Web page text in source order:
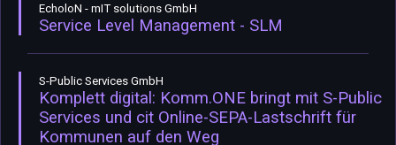
EcholoN - mIT solutions GmbH
Service Level Management - SLM
S-Public Services GmbH
Komplett digital: Komm.ONE bringt mit S-Public
Services und cit Online-SEPA-Lastschrift für
Kommunen auf den Weg